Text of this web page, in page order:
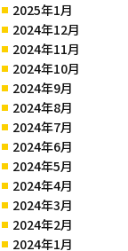
2025年1月
2024年12月
2024年11月
2024年10月
2024年9月
2024年8月
2024年7月
2024年6月
2024年5月
2024年4月
2024年3月
2024年2月
2024年1月